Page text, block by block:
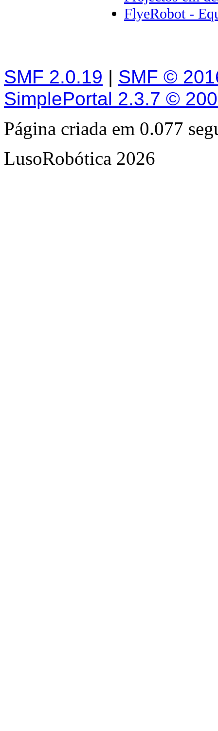
FlyeRobot -
SMF 2.0.19 | SMF ©
SimplePortal 2.3.7 ©
Página criada em 0.077
LusoRobótica 2026